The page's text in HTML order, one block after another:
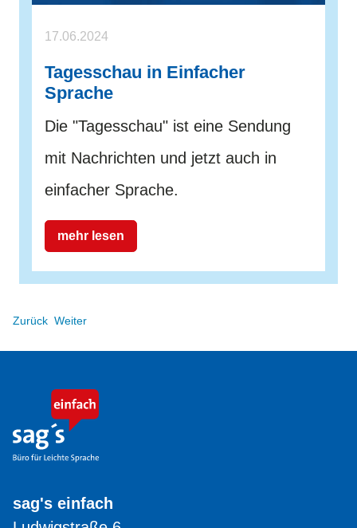
17.06.2024
Tagesschau in Einfacher
Sprache
Die "Tagesschau" ist eine Sendung
mit Nachrichten und jetzt auch in
einfacher Sprache.
mehr lesen
Zurück Weiter
sag's einfach